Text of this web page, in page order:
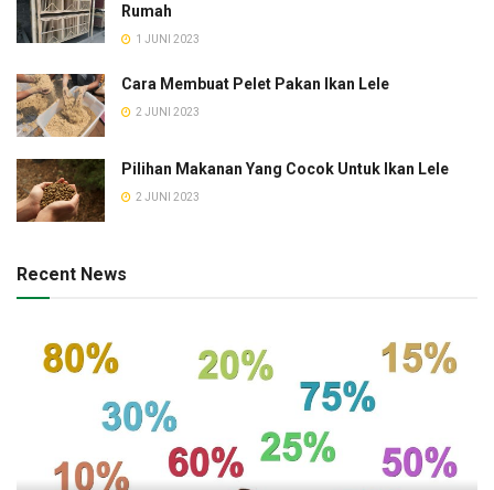
Rumah
1 JUNI 2023
Cara Membuat Pelet Pakan Ikan Lele
2 JUNI 2023
Pilihan Makanan Yang Cocok Untuk Ikan Lele
2 JUNI 2023
Recent News